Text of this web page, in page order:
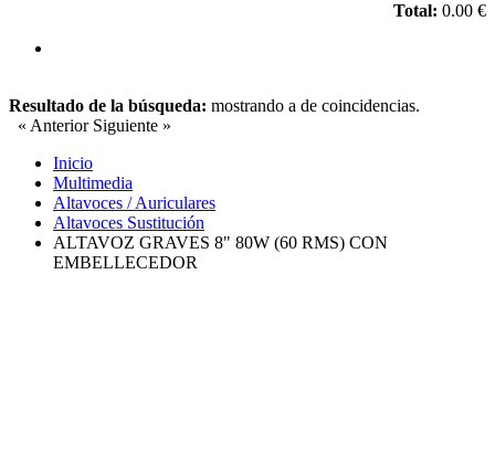
Total: 0.00 €
Resultado de la búsqueda: mostrando a de coincidencias.
« Anterior Siguiente »
Inicio
Multimedia
Altavoces / Auriculares
Altavoces Sustitución
ALTAVOZ GRAVES 8" 80W (60 RMS) CON
EMBELLECEDOR